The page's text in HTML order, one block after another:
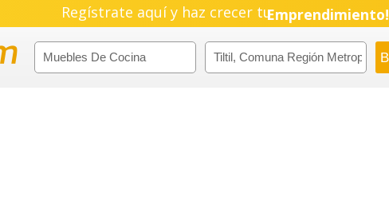
Regístrate aquí y haz crecer tuEmprendimiento!